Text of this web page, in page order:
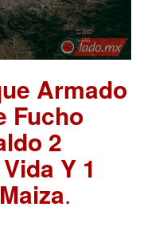
Armado
Fucho
2
Y 1
.